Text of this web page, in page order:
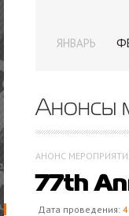
ЯНВАРЬ
Анонсы
АНОНС
77th
Дата проведения: